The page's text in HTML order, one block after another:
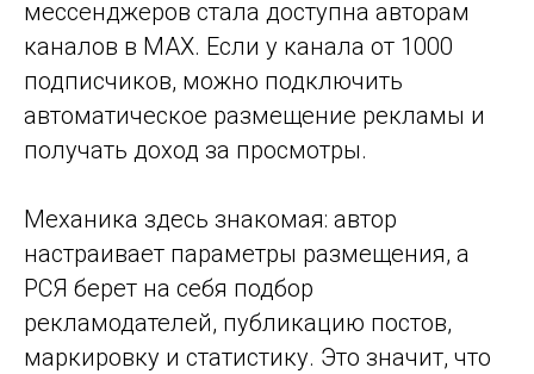
мессенджеров стала доступна авторам
каналов в MAX. Если у канала от 1000
подписчиков, можно подключить
автоматическое размещение рекламы и
получать доход за просмотры.
Механика здесь знакомая: автор
настраивает параметры размещения, а
РСЯ берет на себя подбор
рекламодателей, публикацию постов,
маркировку и статистику. Это значит, что